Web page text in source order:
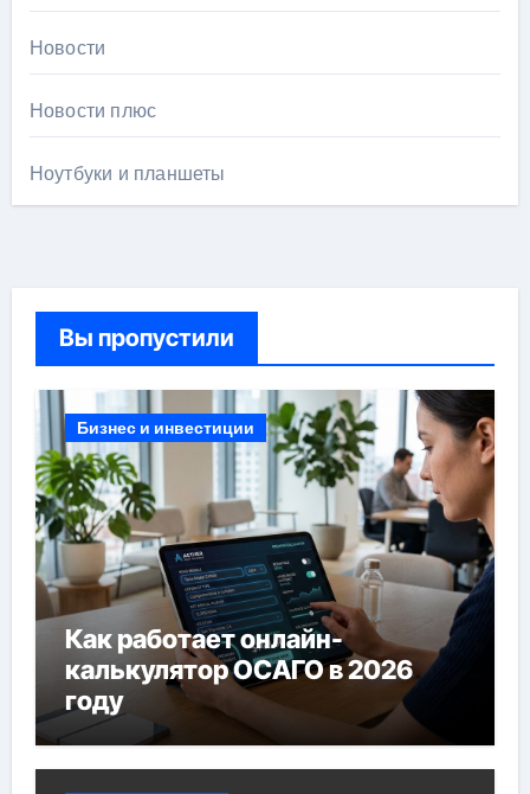
Новости
Новости плюс
Ноутбуки и планшеты
Вы пропустили
Бизнес и инвестиции
Как работает онлайн-
калькулятор ОСАГО в 2026
году